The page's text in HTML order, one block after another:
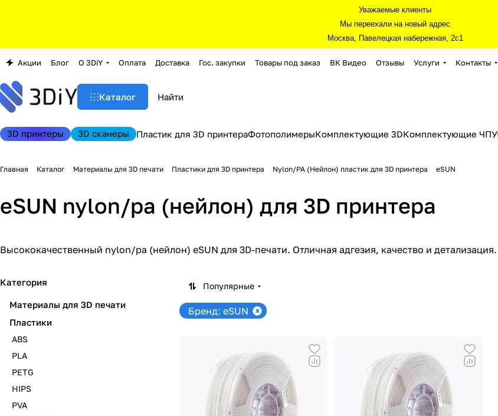
Уважаемые клиенты
Мы переехали на новый адрес
Москва, Павелецкая набережная, 2с1
Акции Блог О 3DiY Оплата Доставка Гос. закупки Товары под заказ ВК Видео Отзывы Услуги Контакты
Каталог
3D принтеры 3D сканеры Пластик для 3D принтераФотополимерыКомплектующие 3DКомплектующие ЧПУ
Главная Каталог Материалы для 3D печати Пластики для 3D принтера Nylon/PA (Нейлон) пластик для 3D принтера eSUN
eSUN nylon/pa (нейлон) для 3D принтера
Высококачественный nylon/pa (нейлон) eSUN для 3D-печати. Отличная адгезия, качество и детализация.
Популярные
Бренд: eSUN
Категория
Материалы для 3D печати
Пластики
ABS
PLA
PETG
HIPS
PVA